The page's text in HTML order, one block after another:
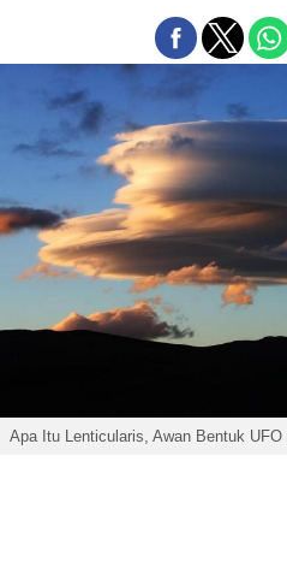
Apa Itu Lenticularis, Awan Bentuk